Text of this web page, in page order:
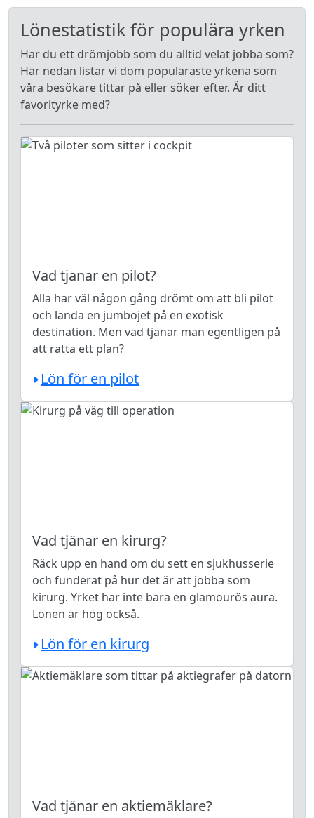
Lönestatistik för populära yrken
Har du ett drömjobb som du alltid velat jobba som?
Här nedan listar vi dom populäraste yrkena som
våra besökare tittar på eller söker efter. Är ditt
favorityrke med?
Vad tjänar en pilot?
Alla har väl någon gång drömt om att bli pilot
och landa en jumbojet på en exotisk
destination. Men vad tjänar man egentligen på
att ratta ett plan?
Lön för en pilot
Vad tjänar en kirurg?
Räck upp en hand om du sett en sjukhusserie
och funderat på hur det är att jobba som
kirurg. Yrket har inte bara en glamourös aura.
Lönen är hög också.
Lön för en kirurg
Vad tjänar en aktiemäklare?